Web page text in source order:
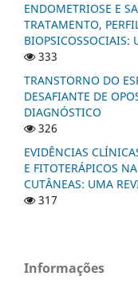
ENDOMETRIOSE E
TRATAMENTO,
BIOPSICOSSOCIAIS:
333
TRANSTORNO DO
DESAFIANTE DE
DIAGNÓSTICO
326
EVIDÊNCIAS
E FITOTERÁPICOS
CUTÂNEAS: UMA
317
Informações